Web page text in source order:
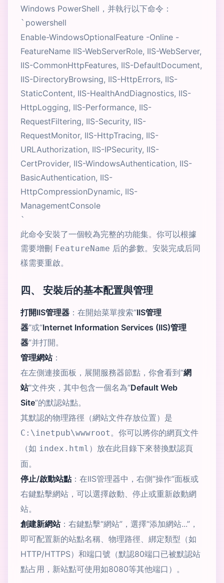
Windows PowerShell，并執行以下命令：
` powershell
Enable-WindowsOptionalFeature -Online -
FeatureName IIS-WebServerRole, IIS-WebServer,
IIS-CommonHttpFeatures, IIS-DefaultDocument,
IIS-DirectoryBrowsing, IIS-HttpErrors, IIS-
StaticContent, IIS-HealthAndDiagnostics, IIS-
HttpLogging, IIS-Performance, IIS-
RequestFiltering, IIS-Security, IIS-
RequestMonitor, IIS-HttpTracing, IIS-
URLAuthorization, IIS-IPSecurity, IIS-
CertProvider, IIS-WindowsAuthentication, IIS-
BasicAuthentication, IIS-
HttpCompressionDynamic, IIS-
ManagementConsole
`
此命令安裝了一個較為完整的功能集。你可以根據
需要增刪 FeatureName 后的參數。安裝完成后同
樣需要重啟。
四、 安裝后的基本配置與管理
打開IIS管理器 ：在開始菜單搜索“IIS管理
器”或“Internet Information Services (IIS)管理
器”并打開。
管理網站：
在左側連接面板，展開服務器節點，你會看到“網
站”文件夾，其中包含一個名為“Default Web
Site”的默認站點。
其默認的物理路徑（網站文件存放位置）是
C:\inetpub\wwwroot 。你可以將你的網頁文件
（如 index.html ）放在此目錄下來替換默認頁
面。
停止/啟動站點：在IIS管理器中，右側“操作”面板或
右鍵點擊網站，可以選擇啟動、停止或重新啟動網
站。
創建新網站：右鍵點擊“網站”，選擇“添加網站...”，
即可配置新的站點名稱、物理路徑、綁定類型（如
HTTP/HTTPS）和端口號（默認80端口已被默認站
點占用，新站點可使用如8080等其他端口）。